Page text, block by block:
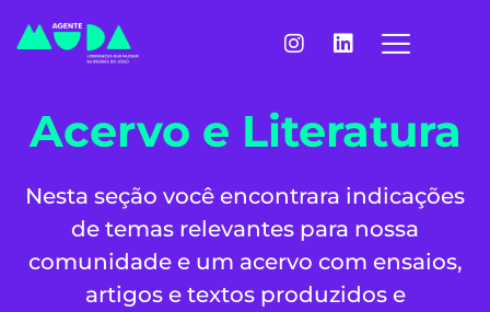
Acervo e Literatura
Nesta seção você encontrara indicações
de temas relevantes para nossa
comunidade e um acervo com ensaios,
artigos e textos produzidos e